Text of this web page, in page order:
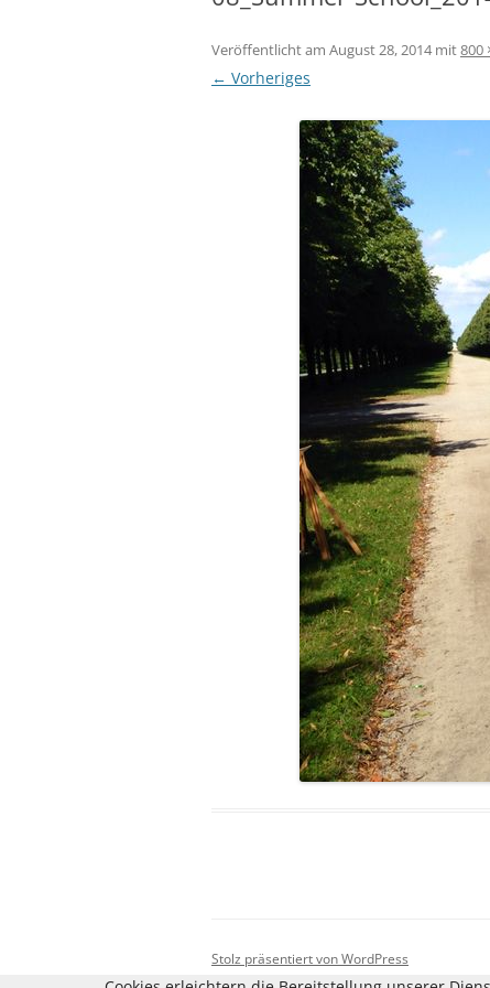
Veröffentlicht am August 28, 2014mit800
← Vorheriges
Stolz präsentiert von WordPress